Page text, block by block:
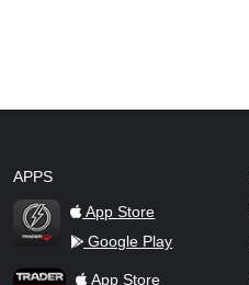
APPS
TraderFox Flash
App Store
Google Play
TraderFox AppApp Store